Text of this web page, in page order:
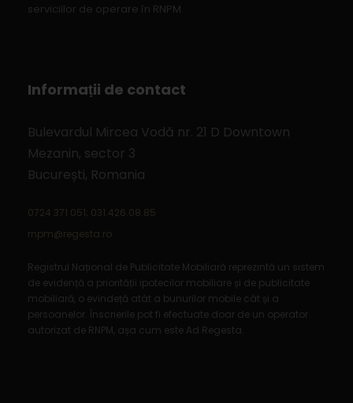
serviciilor de operare în RNPM.
Informaṭii de contact
Bulevardul Mircea Vodă nr. 21 D Downtown
Mezanin, sector 3
București, Romania
0724 371 051 031.426.08.85
rnpm@regesta.ro
Registrul Național de Publicitate Mobiliară reprezintă un sistem
de evidență a priorității ipotecilor mobiliare și de publicitate
mobiliară, o evindeță atât a bunurilor mobile cât și a
persoanelor. Înscrierile pot fi efectuate doar de un operator
autorizat de RNPM, așa cum este Ad Regesta.